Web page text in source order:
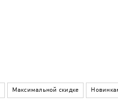
Максимальной скидке